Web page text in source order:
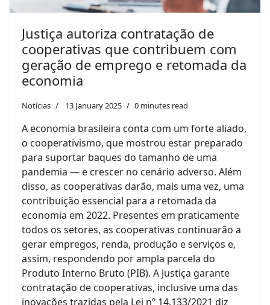
Justiça autoriza contratação de
cooperativas que contribuem com
geração de emprego e retomada da
economia
Notícias 13 January 2025 0 minutes read
A economia brasileira conta com um forte aliado,
o cooperativismo, que mostrou estar preparado
para suportar baques do tamanho de uma
pandemia — e crescer no cenário adverso. Além
disso, as cooperativas darão, mais uma vez, uma
contribuição essencial para a retomada da
economia em 2022. Presentes em praticamente
todos os setores, as cooperativas continuarão a
gerar empregos, renda, produção e serviços e,
assim, respondendo por ampla parcela do
Produto Interno Bruto (PIB). A Justiça garante
contratação de cooperativas, inclusive uma das
inovações trazidas pela Lei nº 14.133/2021 diz